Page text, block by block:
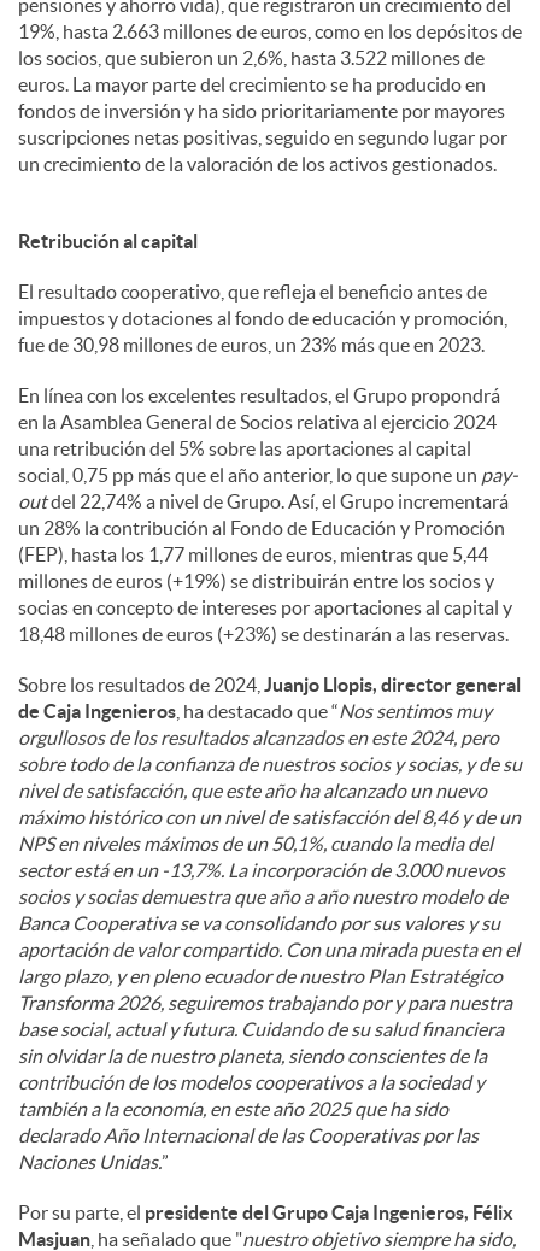
19%, hasta 2.663 millones de euros, como en los depósitos de
los socios, que subieron un 2,6%, hasta 3.522 millones de
euros. La mayor parte del crecimiento se ha producido en
fondos de inversión y ha sido prioritariamente por mayores
suscripciones netas positivas, seguido en segundo lugar por
un crecimiento de la valoración de los activos gestionados.
Retribución al capital
El resultado cooperativo, que refleja el beneficio antes de
impuestos y dotaciones al fondo de educación y promoción,
fue de 30,98 millones de euros, un 23% más que en 2023.
En línea con los excelentes resultados, el Grupo propondrá
en la Asamblea General de Socios relativa al ejercicio 2024
una retribución del 5% sobre las aportaciones al capital
social, 0,75 pp más que el año anterior, lo que supone un pay-
outdel 22,74% a nivel de Grupo. Así, el Grupo incrementará
un 28% la contribución al Fondo de Educación y Promoción
(FEP), hasta los 1,77 millones de euros, mientras que 5,44
millones de euros (+19%) se distribuirán entre los socios y
socias en concepto de intereses por aportaciones al capital y
18,48 millones de euros (+23%) se destinarán a las reservas.
Sobre los resultados de 2024, Juanjo Llopis, director general
de Caja Ingenieros , ha destacado que “Nos sentimos muy
orgullosos de los resultados alcanzados en este 2024, pero
sobre todo de la confianza de nuestros socios y socias, y de su
nivel de satisfacción, que este año ha alcanzado un nuevo
máximo histórico con un nivel de satisfacción del 8,46 y de un
NPS en niveles máximos de un 50,1%, cuando la media del
sector está en un -13,7%. La incorporación de 3.000 nuevos
socios y socias demuestra que año a año nuestro modelo de
Banca Cooperativa se va consolidando por sus valores y su
aportación de valor compartido. Con una mirada puesta en el
largo plazo, y en pleno ecuador de nuestro Plan Estratégico
Transforma 2026, seguiremos trabajando por y para nuestra
base social, actual y futura. Cuidando de su salud financiera
sin olvidar la de nuestro planeta, siendo conscientes de la
contribución de los modelos cooperativos a la sociedad y
también a la economía, en este año 2025 que ha sido
declarado Año Internacional de las Cooperativas por las
Naciones Unidas.”
Por su parte, el presidente del Grupo Caja Ingenieros, Félix
Masjuan , ha señalado que "nuestro objetivo siempre ha sido,